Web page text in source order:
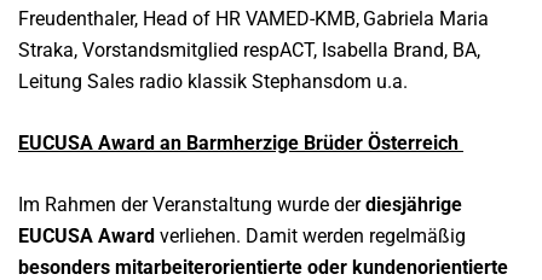
Freudenthaler, Head of HR VAMED-KMB, Gabriela Maria
Straka, Vorstandsmitglied respACT, Isabella Brand, BA,
Leitung Sales radio klassik Stephansdom u.a.
EUCUSA Award an Barmherzige Brüder Österreich
Im Rahmen der Veranstaltung wurde derdiesjährige
EUCUSA Award verliehen. Damit werden regelmäßig
besonders mitarbeiterorientierte oder kundenorientierte